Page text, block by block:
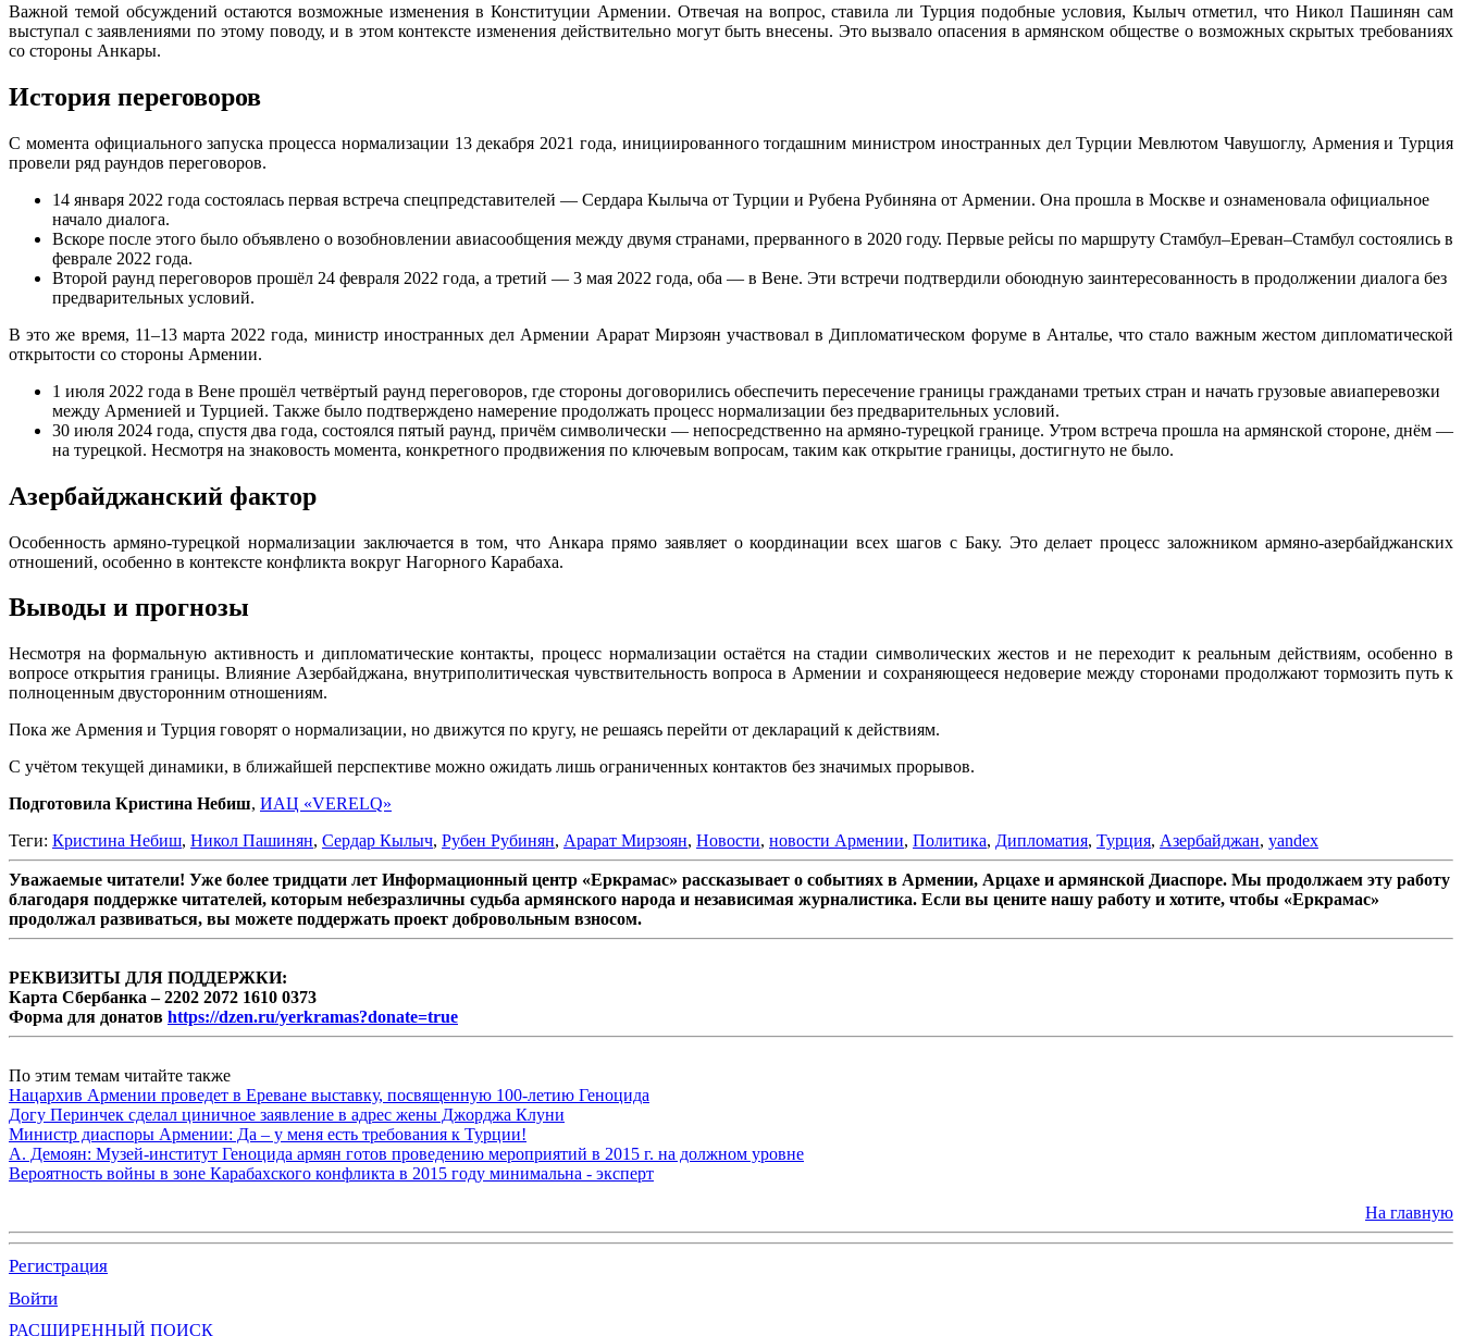
Важной темой обсуждений остаются возможные изменения в Конституции Армении. Отвечая на вопрос, ставила ли Турция подобные условия, Кылыч отметил, что Никол Пашинян сам
выступал с заявлениями по этому поводу, и в этом контексте изменения действительно могут быть внесены. Это вызвало опасения в армянском обществе о возможных скрытых требованиях
со стороны Анкары.
История переговоров
С момента официального запуска процесса нормализации 13 декабря 2021 года, инициированного тогдашним министром иностранных дел Турции Мевлютом Чавушоглу, Армения и Турция
провели ряд раундов переговоров.
14 января 2022 года состоялась первая встреча спецпредставителей — Сердара Кылыча от Турции и Рубена Рубиняна от Армении. Она прошла в Москве и ознаменовала официальное
начало диалога.
Вскоре после этого было объявлено о возобновлении авиасообщения между двумя странами, прерванного в 2020 году. Первые рейсы по маршруту Стамбул–Ереван–Стамбул состоялись в
феврале 2022 года.
Второй раунд переговоров прошёл 24 февраля 2022 года, а третий — 3 мая 2022 года, оба — в Вене. Эти встречи подтвердили обоюдную заинтересованность в продолжении диалога без
предварительных условий.
В это же время, 11–13 марта 2022 года, министр иностранных дел Армении Арарат Мирзоян участвовал в Дипломатическом форуме в Анталье, что стало важным жестом дипломатической
открытости со стороны Армении.
1 июля 2022 года в Вене прошёл четвёртый раунд переговоров, где стороны договорились обеспечить пересечение границы гражданами третьих стран и начать грузовые авиаперевозки
между Арменией и Турцией. Также было подтверждено намерение продолжать процесс нормализации без предварительных условий.
30 июля 2024 года, спустя два года, состоялся пятый раунд, причём символически — непосредственно на армяно-турецкой границе. Утром встреча прошла на армянской стороне, днём —
на турецкой. Несмотря на знаковость момента, конкретного продвижения по ключевым вопросам, таким как открытие границы, достигнуто не было.
Азербайджанский фактор
Особенность армяно-турецкой нормализации заключается в том, что Анкара прямо заявляет о координации всех шагов с Баку. Это делает процесс заложником армяно-азербайджанских
отношений, особенно в контексте конфликта вокруг Нагорного Карабаха.
Выводы и прогнозы
Несмотря на формальную активность и дипломатические контакты, процесс нормализации остаётся на стадии символических жестов и не переходит к реальным действиям, особенно в
вопросе открытия границы. Влияние Азербайджана, внутриполитическая чувствительность вопроса в Армении и сохраняющееся недоверие между сторонами продолжают тормозить путь к
полноценным двусторонним отношениям.
Пока же Армения и Турция говорят о нормализации, но движутся по кругу, не решаясь перейти от деклараций к действиям.
С учётом текущей динамики, в ближайшей перспективе можно ожидать лишь ограниченных контактов без значимых прорывов.
Подготовила Кристина Небиш, ИАЦ «VERELQ»
Теги: Кристина Небиш, Никол Пашинян, Сердар Кылыч, Рубен Рубинян, Арарат Мирзоян, Новости, новости Армении, Политика, Дипломатия, Турция, Азербайджан, yandex
Уважаемые читатели! Уже более тридцати лет Информационный центр «Еркрамас» рассказывает о событиях в Армении, Арцахе и армянской Диаспоре. Мы продолжаем эту работу
благодаря поддержке читателей, которым небезразличны судьба армянского народа и независимая журналистика. Если вы цените нашу работу и хотите, чтобы «Еркрамас»
продолжал развиваться, вы можете поддержать проект добровольным взносом.
РЕКВИЗИТЫ ДЛЯ ПОДДЕРЖКИ:
Карта Сбербанка – 2202 2072 1610 0373
Форма для донатов https://dzen.ru/yerkramas?donate=true
По этим темам читайте также
Нацархив Армении проведет в Ереване выставку, посвященную 100-летию Геноцида
Догу Перинчек сделал циничное заявление в адрес жены Джорджа Клуни
Министр диаспоры Армении: Да – у меня есть требования к Турции!
А. Демоян: Музей-институт Геноцида армян готов проведению мероприятий в 2015 г. на должном уровне
Вероятность войны в зоне Карабахского конфликта в 2015 году минимальна - эксперт
На главную
Регистрация
Войти
РАСШИРЕННЫЙ ПОИСК